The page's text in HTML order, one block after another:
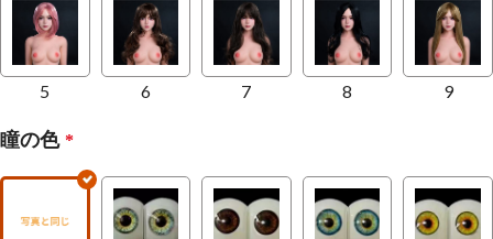
5 6 7 8 9
瞳の色 *